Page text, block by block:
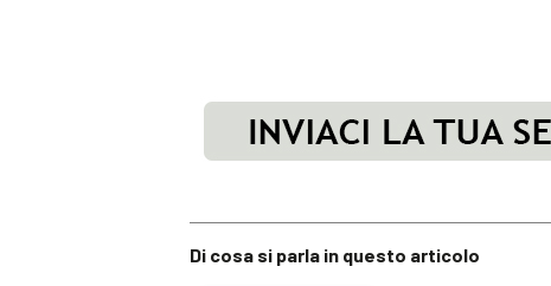
Di cosa si parla in questo articolo